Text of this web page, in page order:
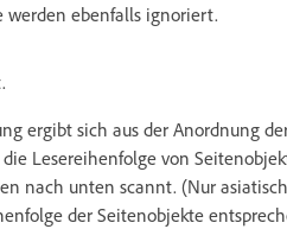
werden ebenfalls ignoriert.
ergibt sich aus der Anordnung
Lesereihenfolge von
nach unten scannt. (Nur
der Seitenobjekte